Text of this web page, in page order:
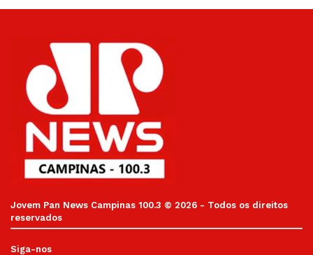
Jovem Pan News Campinas 100.3 © 2026 - Todos os direitos
reservados
Siga-nos